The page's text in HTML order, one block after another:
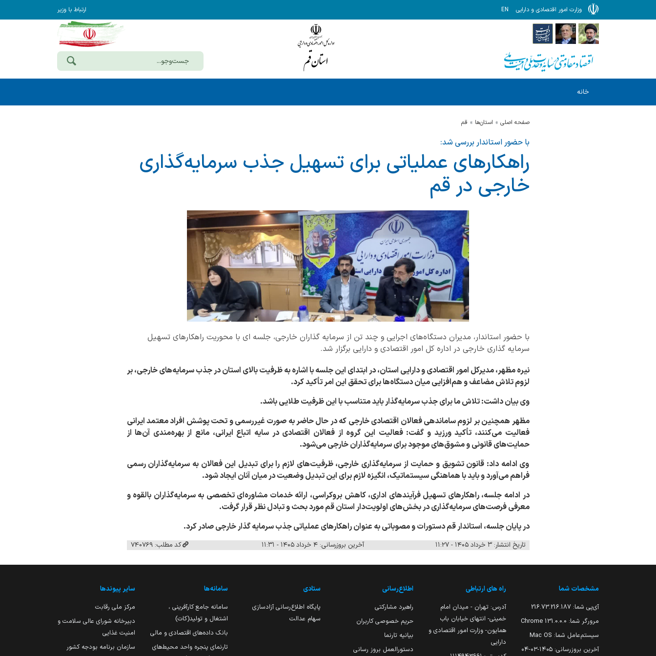
وزارت امور اقتصادی و دارایی EN ارتباط با وزیر
خانه
صفحه اصلی استان‌ها قم
با حضور استاندار بررسی شد:
راهکارهای عملیاتی برای تسهیل جذب سرمایه‌گذاری
خارجی در قم
با حضور استاندار، مدیران دستگاه‌های اجرایی و چند تن از سرمایه گذاران خارجی، جلسه ای با محوریت راهکارهای تسهیل
سرمایه گذاری خارجی در اداره کل امور اقتصادی و دارایی برگزار شد.
نیره مظهر، مدیرکل امور اقتصادی و دارایی استان، در ابتدای این جلسه با اشاره به ظرفیت بالای استان در جذب سرمایه‌های خارجی، بر
لزوم تلاش مضاعف و هم‌افزایی میان دستگاه‌ها برای تحقق این امر تأکید کرد.
وی بیان داشت: تلاش ما برای جذب سرمایه‌گذار باید متناسب با این ظرفیت طلایی باشد.
مظهر همچنین بر لزوم ساماندهی فعالان اقتصادی خارجی که در حال حاضر به صورت غیررسمی و تحت پوشش افراد معتمد ایرانی
فعالیت می‌کنند، تأکید ورزید و گفت: فعالیت این گروه از فعالان اقتصادی در سایه اتباع ایرانی، مانع از بهره‌مندی آن‌ها از
حمایت‌های قانونی و مشوق‌های موجود برای سرمایه‌گذاران خارجی می‌شود.
وی ادامه داد: قانون تشویق و حمایت از سرمایه‌گذاری خارجی، ظرفیت‌های لازم را برای تبدیل این فعالان به سرمایه‌گذاران رسمی
فراهم می‌آورد و باید با هماهنگی سیستماتیک، انگیزه لازم برای این تبدیل وضعیت در میان آنان ایجاد شود.
در ادامه جلسه، راهکارهای تسهیل فرآیندهای اداری، کاهش بروکراسی، ارائه خدمات مشاوره‌ای تخصصی به سرمایه‌گذاران بالقوه و
معرفی فرصت‌های سرمایه‌گذاری در بخش‌های اولویت‌دار استان قم مورد بحث و تبادل نظر قرار گرفت.
در پایان جلسه، استاندار قم دستورات و مصوباتی به عنوان راهکارهای عملیاتی جذب سرمایه گذار خارجی صادر کرد.
تاریخ انتشار: ۳ خرداد ۱۴۰۵ - ۱۱:۲۷ آخرین بروزرسانی: ۴ خرداد ۱۴۰۵ - ۱۱:۳۱ کد مطلب: 740769
مشخصات شما
آی‌پی شما: 216.73.216.187
مرورگر شما: 131.0.0.0 Chrome
سیستم‌عامل شما: Mac OS
آخرین بروزرسانی: ۱۴۰۵-۰۳-۰۴
راه های ارتباطی
آدرس: تهران - میدان امام
خمینی- انتهای خیابان باب
همایون- وزارت امور اقتصادی و
دارایی
اطلاع‌رسانی
راهبرد مشارکتی
حریم خصوصی کاربران
بیانیه تارنما
دستورالعمل بروز رسانی
ستادی
پایگاه اطلاع‌رسانی آزادسازی
سهام عدالت
سامانه‌ها
سامانه جامع کارآفرینی ،
اشتغال و تولید(کات)
بانک داده‌های اقتصادی و مالی
تارنمای پنجره واحد محیط‌های
سایر پیوندها
مرکز ملی رقابت
دبیرخانه شورای عالی سلامت و
امنیت غذایی
سازمان برنامه بودجه کشور